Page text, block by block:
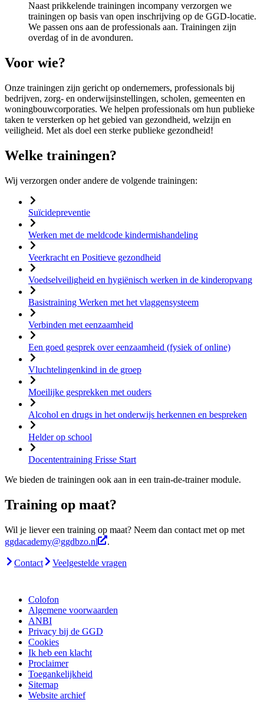
Naast prikkelende trainingen incompany verzorgen we
trainingen op basis van open inschrijving op de GGD-locatie.
We passen ons aan de professionals aan. Trainingen zijn
overdag of in de avonduren.
Voor wie?
Onze trainingen zijn gericht op ondernemers, professionals bij
bedrijven, zorg- en onderwijsinstellingen, scholen, gemeenten en
woningbouwcorporaties. We helpen professionals om hun publieke
taken te versterken op het gebied van gezondheid, welzijn en
veiligheid. Met als doel een sterke publieke gezondheid!
Welke trainingen?
Wij verzorgen onder andere de volgende trainingen:
Suïcidepreventie
Werken met de meldcode kindermishandeling
Veerkracht en Positieve gezondheid
Voedselveiligheid en hygiënisch werken in de kinderopvang
Basistraining Werken met het vlaggensysteem
Verbinden met eenzaamheid
Een goed gesprek over eenzaamheid (fysiek of online)
Vluchtelingenkind in de groep
Moeilijke gesprekken met ouders
Alcohol en drugs in het onderwijs herkennen en bespreken
Helder op school
Docententraining Frisse Start
We bieden de trainingen ook aan in een train-de-trainer module.
Training op maat?
Wil je liever een training op maat? Neem dan contact met op met
ggdacademy@ggdbzo.nl
.
Contact Veelgestelde vragen
Colofon
Algemene voorwaarden
ANBI
Privacy bij de GGD
Cookies
Ik heb een klacht
Proclaimer
Toegankelijkheid
Sitemap
Website archief